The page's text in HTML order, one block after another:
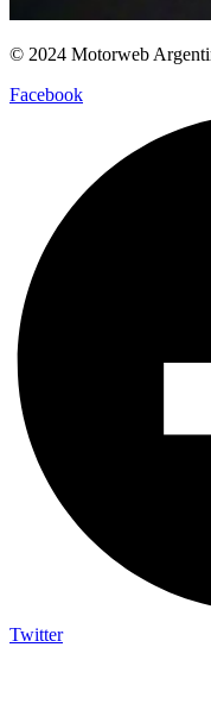
© 2024 Motorweb
Facebook
Twitter